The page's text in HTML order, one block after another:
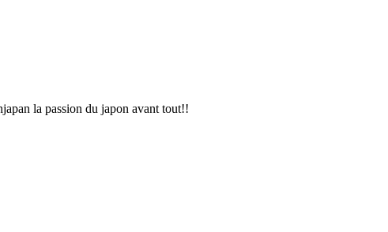
la passion du japon avant tout!!